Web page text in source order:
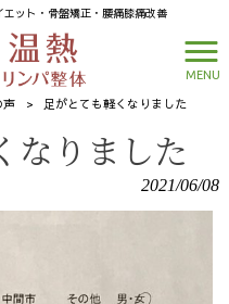
ット・骨盤矯正・腰痛膝痛改善
MENU
声 > 足がとても軽くなりました
なりました
2021/06/08